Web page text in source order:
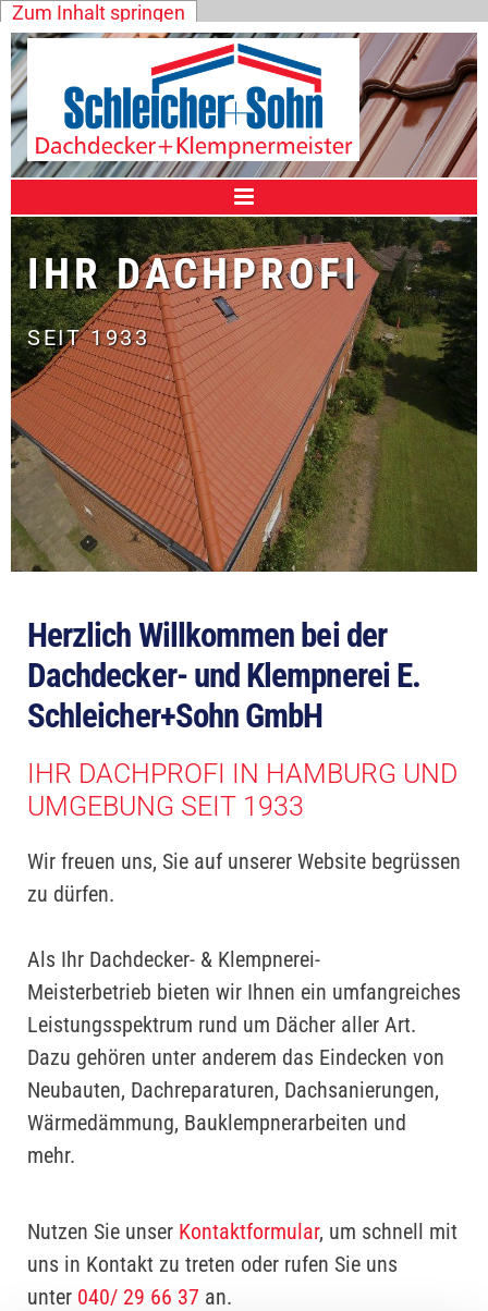
Zum Inhalt springen
IHR DACHPROFI
SEIT 1933
Herzlich Willkommen bei der
Dachdecker- und Klempnerei E.
Schleicher+Sohn GmbH
IHR DACHPROFI IN HAMBURG UND
UMGEBUNG SEIT 1933
Wir freuen uns, Sie auf unserer Website begrüssen
zu dürfen.
Als Ihr Dachdecker- & Klempnerei-
Meisterbetrieb bieten wir Ihnen ein umfangreiches
Leistungsspektrum rund um Dächer aller Art.
Dazu gehören unter anderem das Eindecken von
Neubauten, Dachreparaturen, Dachsanierungen,
Wärmedämmung, Bauklempnerarbeiten und
mehr.
Nutzen Sie unser Kontaktformular, um schnell mit
uns in Kontakt zu treten oder rufen Sie uns
unter 040/ 29 66 37 an.